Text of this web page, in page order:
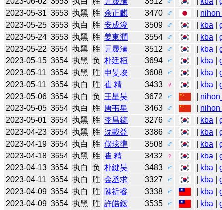
2023-05-31 3653 执黑 胜 余正麒 3470 ♂
2023-05-25 3653 执白 胜 安成浚 3509 ♂ kba |
2023-05-24 3653 执黑 胜 姜東潤 3554 ♂ kba |
2023-05-22 3654 执黑 胜 元晟溱 3512 ♂ kba |
2023-05-15 3654 执黑 负 朴廷桓 3694 ♂ kba |
2023-05-11 3654 执黑 胜 申旻埈 3608 ♂ kba |
2023-05-11 3654 执白 胜 崔 精 3433 ♀ kba |
2023-05-06 3654 执白 负 王星昊 3672 ♂
2023-05-05 3654 执白 胜 唐韦星 3463 ♂
2023-05-01 3654 执黑 胜 李昌鎬 3276 ♂ kba |
2023-04-23 3654 执黑 胜 沈載益 3386 ♂ kba |
2023-04-19 3654 执白 胜 偰玹準 3508 ♂ kba |
2023-04-18 3654 执黑 胜 崔 精 3432 ♀ kba |
2023-04-13 3654 执白 负 朴鍵昊 3483 ♂ kba |
2023-04-11 3654 执白 胜 金丞求 3327 ♂ kba |
2023-04-09 3654 执白 胜 陳祈睿 3338 ♂ kba |
2023-04-09 3654 执黑 胜 許皓鋐 3535 ♂ kba |